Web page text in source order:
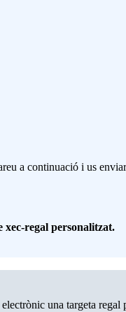
a continuació i us
xec-regal personalitzat.
una targeta